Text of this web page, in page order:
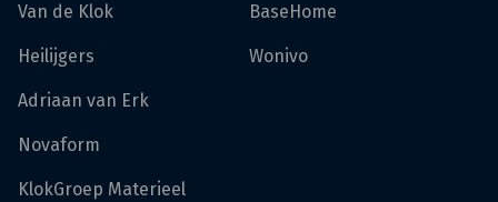
Van de Klok
Heilijgers
Adriaan van Erk
Novaform
KlokGroep Materieel
BaseHome
Wonivo